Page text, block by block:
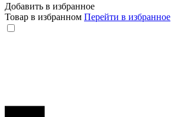
Добавить в избранное
Товар в избранном Перейти в избранное